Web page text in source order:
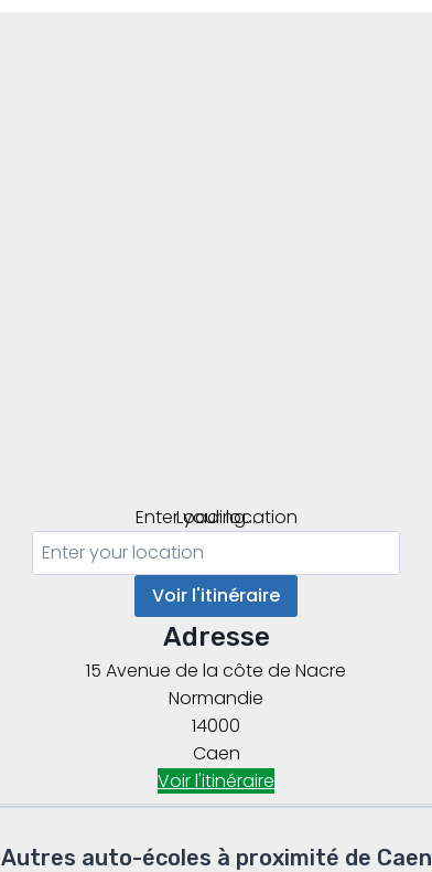
Loading...
Enter your location
Voir l'itinéraire
Adresse
15 Avenue de la côte de Nacre
Caen
Normandie
14000
Voir l'itinéraire
Autres auto-écoles à proximité de Caen